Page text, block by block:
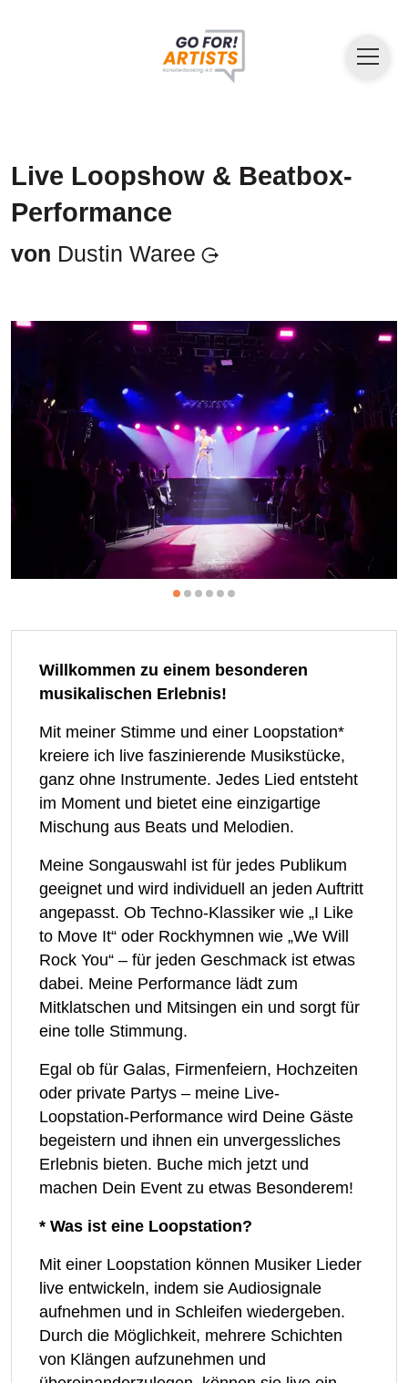
Live Loopshow & Beatbox-
Performance
von Dustin Waree
Willkommen zu einem besonderen
musikalischen Erlebnis!
Mit meiner Stimme und einer Loopstation*
kreiere ich live faszinierende Musikstücke,
ganz ohne Instrumente. Jedes Lied entsteht
im Moment und bietet eine einzigartige
Mischung aus Beats und Melodien.
Meine Songauswahl ist für jedes Publikum
geeignet und wird individuell an jeden Auftritt
angepasst. Ob Techno-Klassiker wie „I Like
to Move It“ oder Rockhymnen wie „We Will
Rock You“ – für jeden Geschmack ist etwas
dabei. Meine Performance lädt zum
Mitklatschen und Mitsingen ein und sorgt für
eine tolle Stimmung.
Egal ob für Galas, Firmenfeiern, Hochzeiten
oder private Partys – meine Live-
Loopstation-Performance wird Deine Gäste
begeistern und ihnen ein unvergessliches
Erlebnis bieten. Buche mich jetzt und
machen Dein Event zu etwas Besonderem!
* Was ist eine Loopstation?
Mit einer Loopstation können Musiker Lieder
live entwickeln, indem sie Audiosignale
aufnehmen und in Schleifen wiedergeben.
Durch die Möglichkeit, mehrere Schichten
von Klängen aufzunehmen und